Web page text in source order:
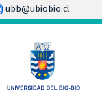
ubb@ubiobio.cl